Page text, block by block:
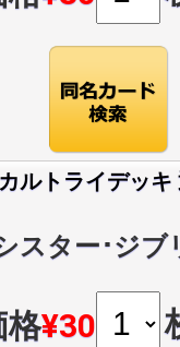
ルトライデッ
スター･ジ
格¥30